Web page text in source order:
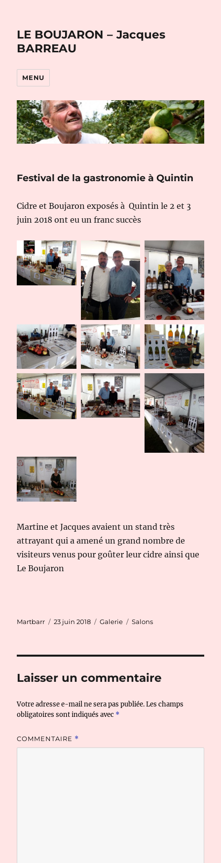
LE BOUJARON – Jacques
BARREAU
MENU
Festival de la gastronomie à Quintin
Cidre et Boujaron exposés à Quintin le 2 et 3
juin 2018 ont eu un franc succès
Martine et Jacques avaient un stand très
attrayant qui a amené un grand nombre de
visiteurs venus pour goûter leur cidre ainsi que
Le Boujaron
Auteur
Martbarr
Publié
23 juin 2018 Format
Galerie Catégories
Salons
Laisser un commentaire
Votre adresse e-mail ne sera pas publiée. Les champs
obligatoires sont indiqués avec *
COMMENTAIRE *